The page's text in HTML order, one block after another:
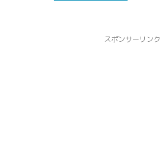
スポンサーリンク